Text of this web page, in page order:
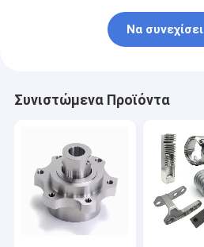
Να συνεχίσει
Συνιστώμενα Προϊόντα